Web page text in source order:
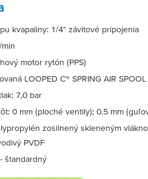
kvapaliny: 1/4" závitové pripojenia
motor rytón (PPS)
LOOPED C® SPRING AIR SPOOL
7,0 bar
0 mm (ploché ventily); 0.5 mm
zosilnený skleneným
PVDF
štandardný